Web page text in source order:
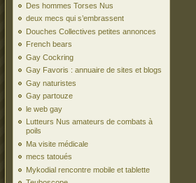
Des hommes Torses Nus
deux mecs qui s’embrassent
Douches Collectives petites annonces
French bears
Gay Cockring
Gay Favoris : annuaire de sites et blogs
Gay naturistes
Gay partouze
le web gay
Lutteurs Nus amateurs de combats à
poils
Ma visite médicale
mecs tatoués
Mykodial rencontre mobile et tablette